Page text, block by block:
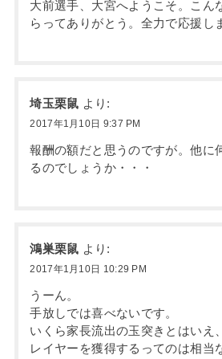
大前選手、大宮へようこそ。こん
らってありがとう。全力で応援し
埼玉栗鼠 より:
2017年1月10日 9:37 PM
報酬の額だと思うのですが。他に
るのでしょうか・・・
鴻巣栗鼠 より:
2017年1月10日 10:29 PM
うーん。
手放しでは喜べないです。
いくら家長流出の玉突きとはいえ
レイヤーを獲得するってのは相当